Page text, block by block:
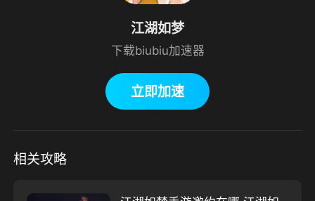
江湖如梦
下载biubiu加速器
立即加速
相关攻略